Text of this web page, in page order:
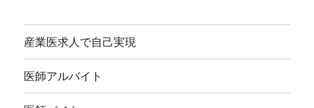
産業医求人で自己実現
医師アルバイト